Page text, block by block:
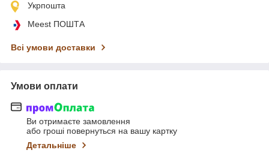
Укрпошта
Meest ПОШТА
Всі умови доставки
Умови оплати
Ви отримаєте замовлення
або гроші повернуться на вашу картку
Детальніше